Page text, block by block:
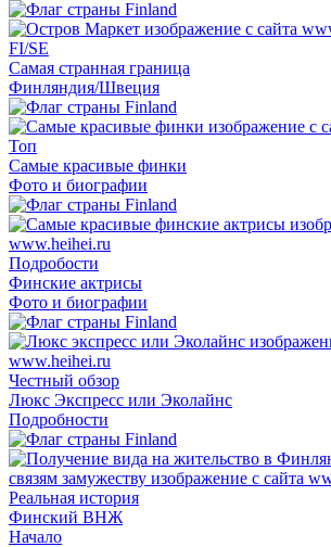
FI/SE
Самая странная граница
Финляндия/Швеция
Топ
Самые красивые финки
Фото и биографии
Подробости
Финские актрисы
Фото и биографии
Честный обзор
Люкс Экспресс или Эколайнс
Подробности
Реальная история
Финский ВНЖ
Начало